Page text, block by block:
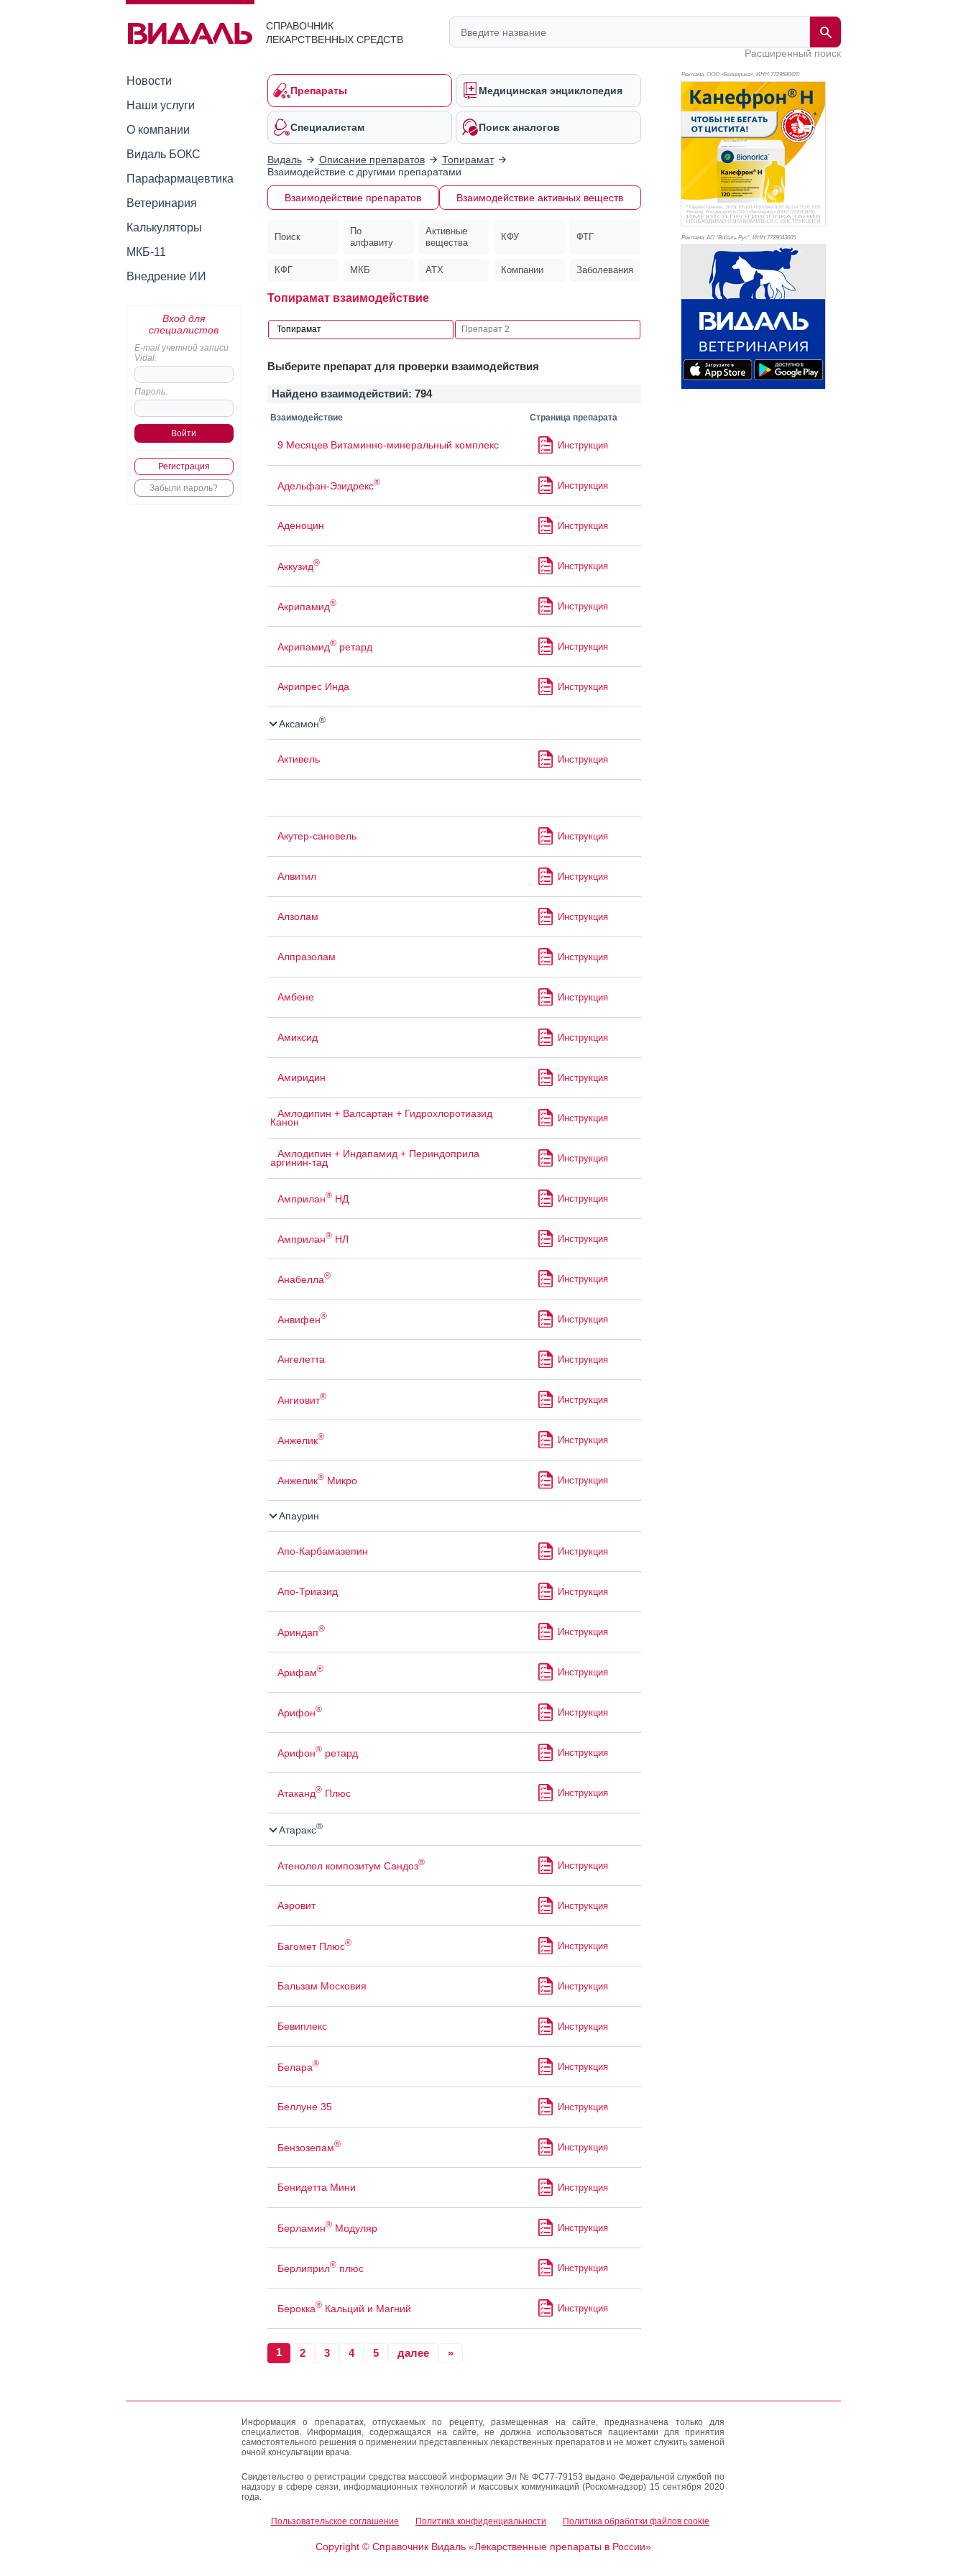
СПРАВОЧНИК
ЛЕКАРСТВЕННЫХ СРЕДСТВ
Расширенный поиск
Новости
Наши услуги
О компании
Видаль БОКС
Парафармацевтика
Ветеринария
Калькуляторы
МКБ-11
Внедрение ИИ
Вход для
специалистов
E-mail учетной записи
Vidal:
Пароль:
Регистрация
Забыли пароль?
Препараты Медицинская энциклопедия
Специалистам Поиск аналогов
Видаль Описание препаратов
Топирамат
Взаимодействие с другими препаратами
Взаимодействие препаратов Взаимодействие активных веществ
Поиск
По
алфавиту
Активные
вещества
КФУ ФТГ
КФГ МКБ АТХ Компании Заболевания
Топирамат взаимодействие
Выберите препарат для проверки взаимодействия
Найдено взаимодействий: 794
Взаимодействие Страница препарата
9 Месяцев Витаминно-минеральный комплекс Инструкция
Адельфан-Эзидрекс® Инструкция
Аденоцин Инструкция
Аккузид® Инструкция
Акрипамид® Инструкция
Акрипамид®ретард Инструкция
Акрипрес Инда Инструкция
Аксамон®
Активель Инструкция
Акутер-сановель Инструкция
Алвитил Инструкция
Алзолам Инструкция
Алпразолам Инструкция
Амбене Инструкция
Амиксид Инструкция
Амиридин Инструкция
Амлодипин + Валсартан + Гидрохлоротиазид
Канон Инструкция
Амлодипин + Индапамид + Периндоприла
аргинин-тад Инструкция
Амприлан®НД Инструкция
Амприлан®НЛ Инструкция
Анабелла® Инструкция
Анвифен® Инструкция
Ангелетта Инструкция
Ангиовит® Инструкция
Анжелик® Инструкция
Анжелик®Микро Инструкция
Апаурин
Апо-Карбамазепин Инструкция
Апо-Триазид Инструкция
Ариндап® Инструкция
Арифам® Инструкция
Арифон® Инструкция
Арифон®ретард Инструкция
Атаканд®Плюс Инструкция
Атаракс®
Атенолол композитум Сандоз® Инструкция
Аэровит Инструкция
Багомет Плюс® Инструкция
Бальзам Московия Инструкция
Бевиплекс Инструкция
Белара® Инструкция
Беллуне 35 Инструкция
Бензозепам® Инструкция
Бенидетта Мини Инструкция
Берламин®Модуляр Инструкция
Берлиприл®плюс Инструкция
Берокка®Кальций и Магний Инструкция
1 2 3 4 5 далее »
Реклама. ООО «Бионорика», ИНН 7729590470
Реклама. АО "Видаль Рус", ИНН 7728043605
Информация о препаратах, отпускаемых по рецепту, размещенная на сайте, предназначена только для
специалистов. Информация, содержащаяся на сайте, не должна использоваться пациентами для принятия
самостоятельного решения о применении представленных лекарственных препаратов и не может служить заменой
очной консультации врача.
Свидетельство о регистрации средства массовой информации Эл № ФС77-79153 выдано Федеральной службой по
надзору в сфере связи, информационных технологий и массовых коммуникаций (Роскомнадзор) 15 сентября 2020
года.
Пользовательское соглашение Политика конфиденциальности Политика обработки файлов cookie
Copyright ©Справочник Видаль «Лекарственные препараты в России»